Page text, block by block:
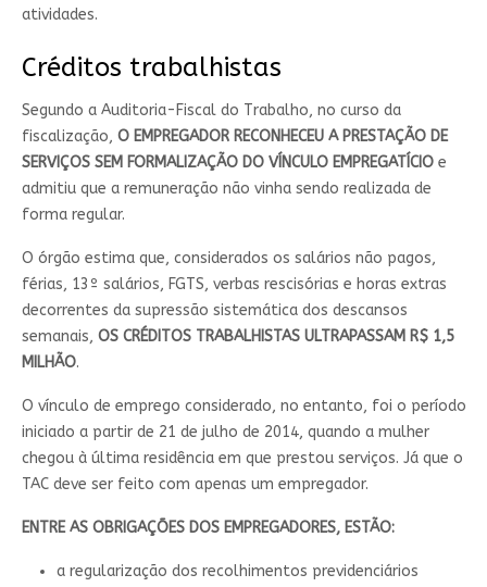
atividades.
Créditos trabalhistas
Segundo a Auditoria-Fiscal do Trabalho, no curso da
fiscalização, O EMPREGADOR RECONHECEU A PRESTAÇÃO DE
SERVIÇOS SEM FORMALIZAÇÃO DO VÍNCULO EMPREGATÍCIOe
admitiu que a remuneração não vinha sendo realizada de
forma regular.
O órgão estima que, considerados os salários não pagos,
férias, 13º salários, FGTS, verbas rescisórias e horas extras
decorrentes da supressão sistemática dos descansos
semanais, OS CRÉDITOS TRABALHISTAS ULTRAPASSAM R$ 1,5
MILHÃO.
O vínculo de emprego considerado, no entanto, foi o período
iniciado a partir de 21 de julho de 2014, quando a mulher
chegou à última residência em que prestou serviços. Já que o
TAC deve ser feito com apenas um empregador.
ENTRE AS OBRIGAÇÕES DOS EMPREGADORES, ESTÃO:
a regularização dos recolhimentos previdenciários